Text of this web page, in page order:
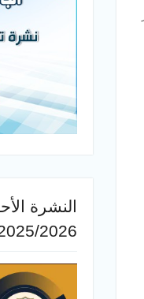
النشرة
2026